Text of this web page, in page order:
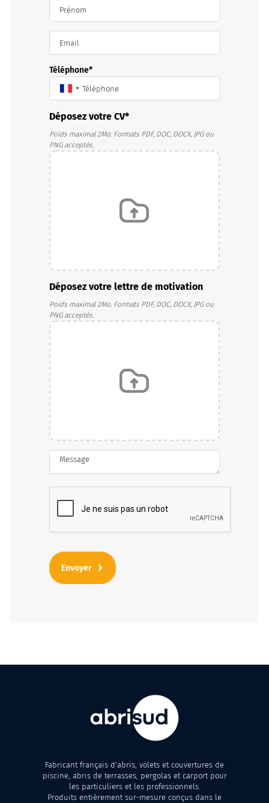
Téléphone
Déposez votre CV
Poids maximal 2Mo. Formats PDF, DOC, DOCX, JPG ou
PNG acceptés.
Déposez votre lettre de motivation
Poids maximal 2Mo. Formats PDF, DOC, DOCX, JPG ou
PNG acceptés.
Message
Fabricant français d'abris, volets et couvertures de
piscine, abris de terrasses, pergolas et carport pour
les particuliers et les professionnels.
Produits entièrement sur-mesure conçus dans le